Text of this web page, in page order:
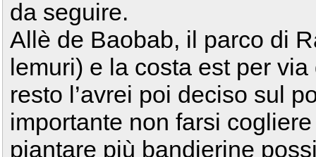
da seguire.
Allè de Baobab, il parco di
lemuri) e la costa est per
resto l’avrei poi deciso sul
importante non farsi
piantare più bandierine